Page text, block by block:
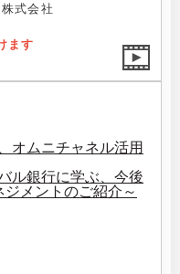
式会社
ます
オムニチャネル活用
ル銀行に学ぶ、今後
メントのご紹介～